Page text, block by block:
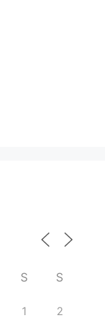
S S
1 2